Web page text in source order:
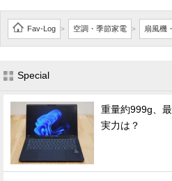
Fav-Log > 空調・季節家電 > 扇風機
Special
重量約999g、
実力は？